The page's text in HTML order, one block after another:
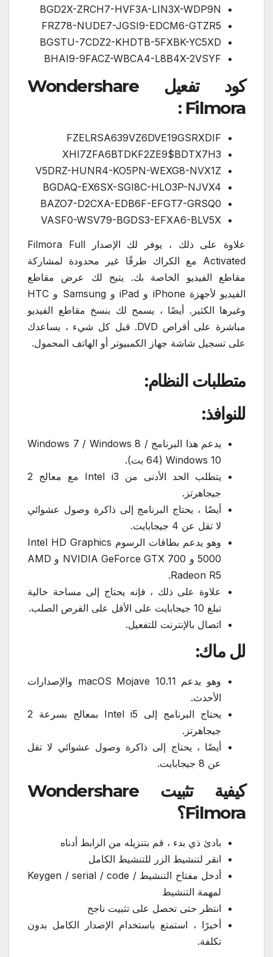
BGD2X-ZRCH7-HVF3A-LIN3X-WDP9N
FRZ78-NUDE7-JGSI9-EDCM6-GTZR5
BGSTU-7CDZ2-KHDTB-5FXBK-YC5XD
BHAI9-9FACZ-WBCA4-L8B4X-2VSYF
كود تفعيل Wondershare
Filmora :
FZELRSA639VZ6DVE19GSRXDIF
XHI7ZFA6BTDKF2ZE9$BDTX7H3
V5DRZ-HUNR4-KO5PN-WEXG8-NVX1Z
BGDAQ-EX6SX-SGI8C-HLO3P-NJVX4
BAZO7-D2CXA-EDB6F-EFGT7-GRSQ0
VASF0-WSV79-BGDS3-EFXA6-BLV5X
علاوة على ذلك ، يوفر لك الإصدار Filmora Full
Activated مع الكراك طرقًا غير محدودة لمشاركة
مقاطع الفيديو الخاصة بك. يتيح لك عرض مقاطع
الفيديو لأجهزة iPhone و iPad و Samsung و HTC
وغيرها الكثير. أيضًا ، يسمح لك بنسخ مقاطع الفيديو
مباشرة على أقراص DVD. قبل كل شيء ، يساعدك
على تسجيل شاشة جهاز الكمبيوتر أو الهاتف المحمول.
متطلبات النظام:
للنوافذ:
يدعم هذا البرنامج Windows 7 / Windows 8 /
Windows 10 (64 بت).
يتطلب الحد الأدنى من Intel i3 مع معالج 2
جيجاهرتز.
أيضًا ، يحتاج البرنامج إلى ذاكرة وصول عشوائي
لا تقل عن 4 جيجابايت.
وهو يدعم بطاقات الرسوم Intel HD Graphics
5000 و NVIDIA GeForce GTX 700 و AMD
Radeon R5.
علاوة على ذلك ، فإنه يحتاج إلى مساحة خالية
تبلغ 10 جيجابايت على الأقل على القرص الصلب.
اتصال بالإنترنت للتفعيل.
لل ماك:
وهو يدعم macOS Mojave 10.11 والإصدارات
الأحدث.
يحتاج البرنامج إلى Intel i5 بمعالج بسرعة 2
جيجاهرتز.
أيضًا ، يحتاج إلى ذاكرة وصول عشوائي لا تقل
عن 8 جيجابايت.
كيفية تثبيت Wondershare
Filmora؟
بادئ ذي بدء ، قم بتنزيله من الرابط أدناه
انقر لتنشيط الزر للتنشيط الكامل
أدخل مفتاح التنشيط / Keygen / serial / code
لمهمة التنشيط
انتظر حتى تحصل على تثبيت ناجح
أخيرًا ، استمتع باستخدام الإصدار الكامل بدون
تكلفة.